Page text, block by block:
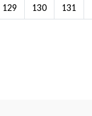
129 130 131